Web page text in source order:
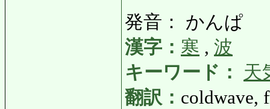
発音： かんぱ
漢字： 寒 , 波
キーワード：
天
翻訳： coldwave,